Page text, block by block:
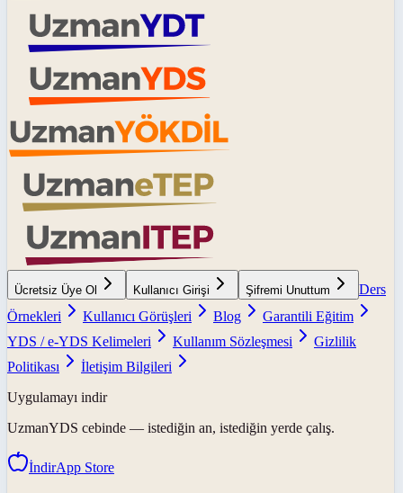
Ücretsiz Üye Ol Kullanıcı Girişi Şifremi Unuttum
Ders
Örnekleri
Kullanıcı Görüşleri Blog
Garantili Eğitim
YDS / e-YDS Kelimeleri
Kullanım Sözleşmesi
Gizlilik
Politikası
İletişim Bilgileri
Uygulamayı indir
UzmanYDS cebinde — istediğin an, istediğin yerde çalış.
İndirApp Store